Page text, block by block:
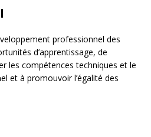
professionnel des
d’apprentissage, de
les compétences techniques et le
et à promouvoir l’égalité des